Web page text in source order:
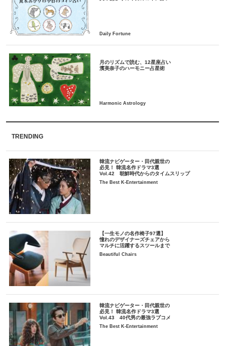
月のリズムで読む、12星座占い
TRENDING
韓流ナビゲーター・田代親世の
必見！ 韓流名作ドラマ3選
Vol.42 朝鮮時代からのタイムスリップ
The Best K-Entertainment
【一生モノの名作椅子97選】
憧れのデザイナーズチェアから
マルチに活躍するスツールまで
Beautiful Chairs
韓流ナビゲーター・田代親世の
必見！ 韓流名作ドラマ3選
Vol.43 40代男の最強ラブコメ
The Best K-Entertainment